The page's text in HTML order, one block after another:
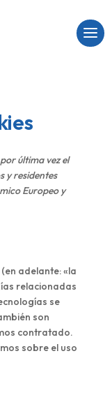
última vez el
y residentes
Europeo y
(en adelante: «la
relacionadas
se
son
contratado.
sobre el uso